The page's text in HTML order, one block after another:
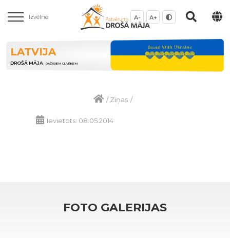
Izvēlne A- A+
LATVIJA
DROŠĀ MĀJA DAŽĀDIEM CILVĒKIEM
/Ziņas /
Ievietots: 08.05.2014
FOTO GALERIJAS